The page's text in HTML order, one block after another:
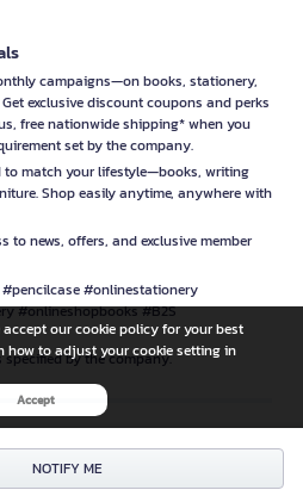
NOTIFY ME
campaigns—on books, stationery,
exclusive discount coupons and perks
free nationwide shipping* when you
set by the company.
to match your lifestyle—books, writing
Shop easily anytime, anywhere with
to news, offers, and exclusive member
#onlinestationery
#onlineshopbooks #B2S
by the company.
under
accept our cookie policy for your best
how to adjust your cookie setting in
Accept